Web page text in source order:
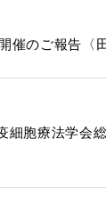
催のご報告〈
細胞療法学会